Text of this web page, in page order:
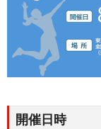
開催日時